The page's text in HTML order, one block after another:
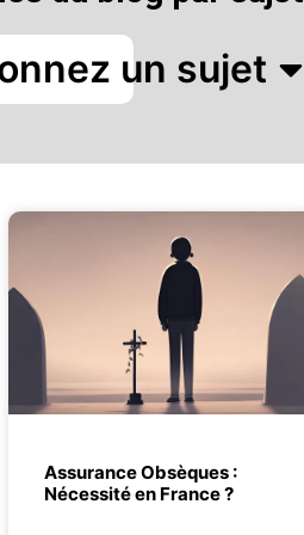
un sujet
Assurance Obsèques :
Nécessité en France ?